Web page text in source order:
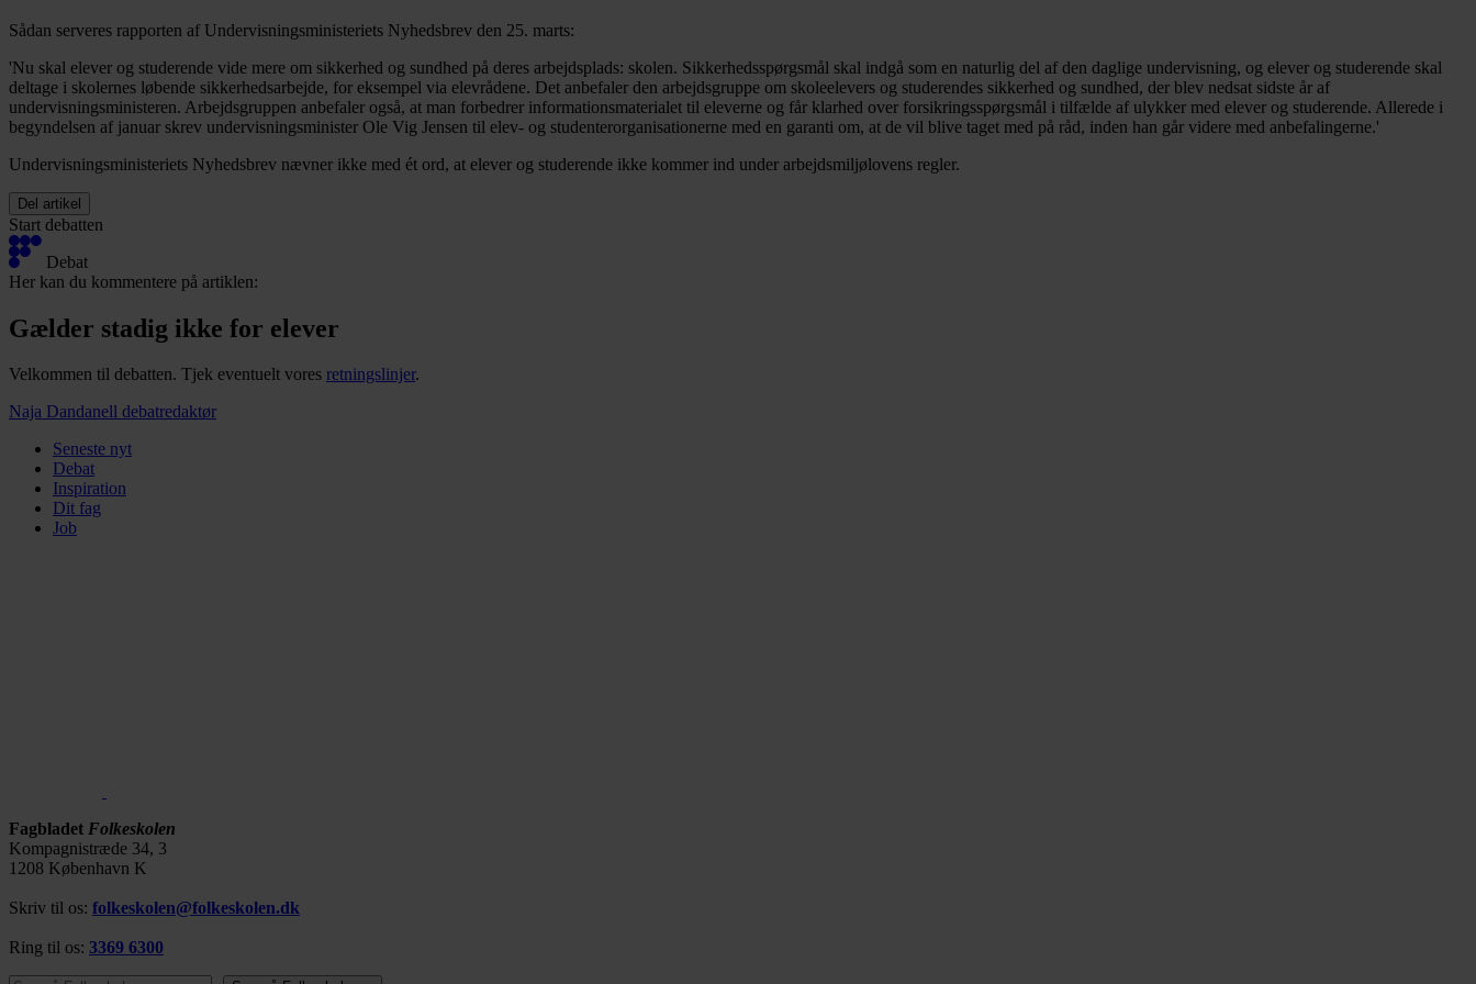
Sådan serveres rapporten af Undervisningsministeriets Nyhedsbrev den 25. marts:
'Nu skal elever og studerende vide mere om sikkerhed og sundhed på deres arbejdsplads: skolen. Sikkerhedsspørgsmål skal indgå som en naturlig del af den daglige undervisning, og elever og studerende skal
deltage i skolernes løbende sikkerhedsarbejde, for eksempel via elevrådene. Det anbefaler den arbejdsgruppe om skoleelevers og studerendes sikkerhed og sundhed, der blev nedsat sidste år af
undervisningsministeren. Arbejdsgruppen anbefaler også, at man forbedrer informationsmaterialet til eleverne og får klarhed over forsikringsspørgsmål i tilfælde af ulykker med elever og studerende. Allerede i
begyndelsen af januar skrev undervisningsminister Ole Vig Jensen til elev- og studenterorganisationerne med en garanti om, at de vil blive taget med på råd, inden han går videre med anbefalingerne.'
Undervisningsministeriets Nyhedsbrev nævner ikke med ét ord, at elever og studerende ikke kommer ind under arbejdsmiljølovens regler.
Del artikel
Start debatten
Debat
Her kan du kommentere på artiklen:
Gælder stadig ikke for elever
Velkommen til debatten. Tjek eventuelt vores retningslinjer.
Naja Dandanell debatredaktør
Seneste nyt
Debat
Inspiration
Dit fag
Job
Fagbladet Folkeskolen
Kompagnistræde 34, 3
1208 København K
Skriv til os: folkeskolen@folkeskolen.dk
Ring til os: 3369 6300